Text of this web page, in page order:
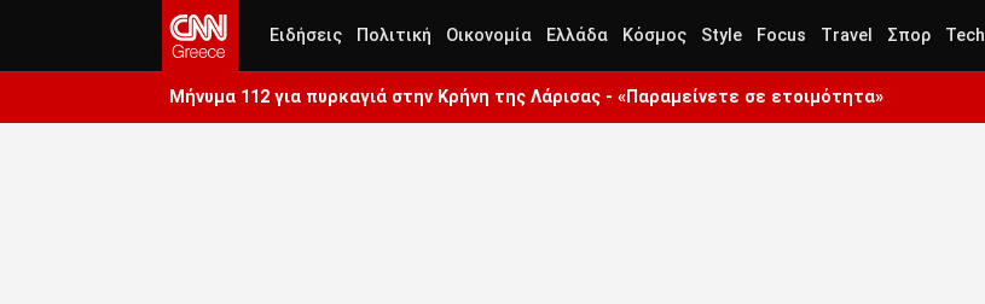
Ειδήσεις Πολιτική Οικονομία Ελλάδα Κόσμος Style Focus Travel Σπορ Tech
Μήνυμα 112 για πυρκαγιά στην Κρήνη της Λάρισας - «Παραμείνετε σε ετοιμότητα»